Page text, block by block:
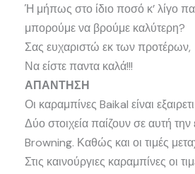
Ή μήπως στο ίδιο ποσό κ’ λίγο
μπορούμε να βρούμε καλύτερη?
Σας ευχαριστώ εκ των προτέρων,
Να είστε παντα καλά!!!
ΑΠΑΝΤΗΣΗ
Οι καραμπίνες Baikal είναι
Δύο στοιχεία παίζουν σε αυτή
Browning. Καθώς και οι τιμές
Στις καινούργιες καραμπίνες οι